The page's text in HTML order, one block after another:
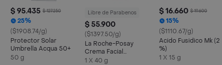
$ 95.435 $ 127.250
25%
($1908.74/g)
Protector Solar
Umbrella Acqua 50+
50 g
Libre de Parabenos
$ 55.900
($1397.50/g)
La Roche-Posay
Crema Facial
Cicaplast Baume B5 +
1 X 40 g
$ 16.660 $ 19.600
15%
($1110.67/g)
Acido Fusidico Mk (2
%)
1 X 15 g